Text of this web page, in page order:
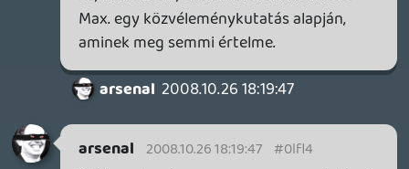
1,5? nem túl magas szám az ? 😛
ikszkom 2008.10.24 14:59:49
gabe91 2008.10.24 18:37:03 #0lfkw
VIG lenni; annyira azért nem nagy szelet az
életemből a gamelés, hogy ezért hajtsak.